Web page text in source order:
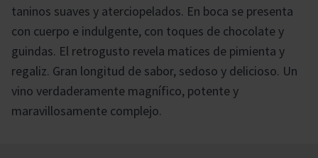
taninos suaves y aterciopelados. En boca se presenta
con cuerpo e indulgente, con toques de chocolate y
guindas. El retrogusto revela matices de pimienta y
regaliz. Gran longitud de sabor, sedoso y delicioso. Un
vino verdaderamente magnífico, potente y
maravillosamente complejo.